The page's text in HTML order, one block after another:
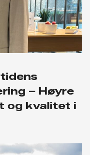
– Høyre
og kvalitet i